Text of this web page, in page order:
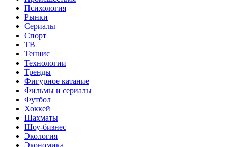
Психология
Рынки
Сериалы
Спорт
ТВ
Теннис
Технологии
Тренды
Фигурное катание
Фильмы и сериалы
Футбол
Хоккей
Шахматы
Шоу-бизнес
Экология
Экономика